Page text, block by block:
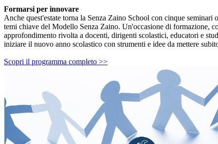
Formarsi per innovare
Anche quest'estate torna la Senza Zaino School con cinque seminari
temi chiave del Modello Senza Zaino. Un'occasione di formazione,
approfondimento rivolta a docenti, dirigenti scolastici, educatori e
iniziare il nuovo anno scolastico con strumenti e idee da mettere
Scopri il programma completo >>